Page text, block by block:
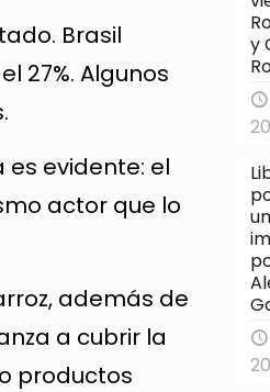
Brasil
27%. Algunos
es evidente: el
actor que lo
además de
a cubrir la
productos
y